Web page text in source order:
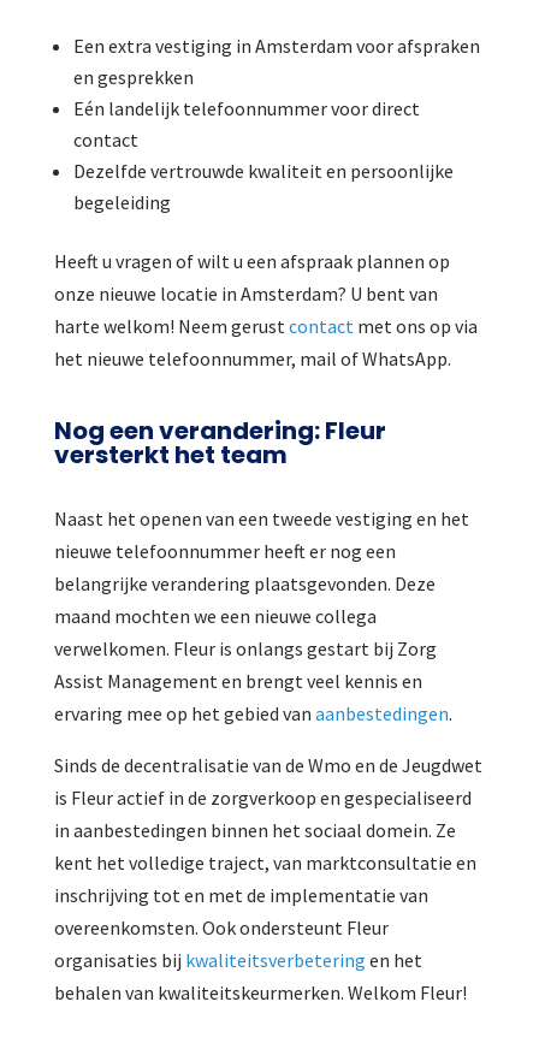
Een extra vestiging in Amsterdam voor afspraken
en gesprekken
Eén landelijk telefoonnummer voor direct
contact
Dezelfde vertrouwde kwaliteit en persoonlijke
begeleiding
Heeft u vragen of wilt u een afspraak plannen op
onze nieuwe locatie in Amsterdam? U bent van
harte welkom! Neem gerust contact met ons op via
het nieuwe telefoonnummer, mail of WhatsApp.
Nog een verandering: Fleur
versterkt het team
Naast het openen van een tweede vestiging en het
nieuwe telefoonnummer heeft er nog een
belangrijke verandering plaatsgevonden. Deze
maand mochten we een nieuwe collega
verwelkomen. Fleur is onlangs gestart bij Zorg
Assist Management en brengt veel kennis en
ervaring mee op het gebied van aanbestedingen.
Sinds de decentralisatie van de Wmo en de Jeugdwet
is Fleur actief in de zorgverkoop en gespecialiseerd
in aanbestedingen binnen het sociaal domein. Ze
kent het volledige traject, van marktconsultatie en
inschrijving tot en met de implementatie van
overeenkomsten. Ook ondersteunt Fleur
organisaties bij kwaliteitsverbetering en het
behalen van kwaliteitskeurmerken. Welkom Fleur!